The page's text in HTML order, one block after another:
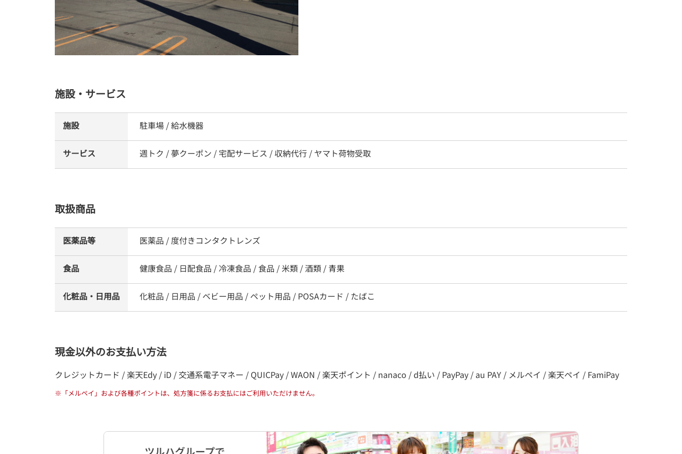
施設・サービス
施設 駐車場 / 給水機器
サービス 週トク / 夢クーポン / 宅配サービス / 収納代行 / ヤマト荷物受取
取扱商品
医薬品等 医薬品 / 度付きコンタクトレンズ
食品 健康食品 / 日配食品 / 冷凍食品 / 食品 / 米類 / 酒類 / 青果
化粧品・日用品 化粧品 / 日用品 / ベビー用品 / ペット用品 / POSAカード / たばこ
現金以外のお支払い方法
クレジットカード / 楽天Edy / iD / 交通系電子マネー / QUICPay / WAON / 楽天ポイント / nanaco / d払い / PayPay / au PAY / メルペイ / 楽天ペイ / FamiPay
※ 「メルペイ」および各種ポイントは、処方箋に係るお支払にはご利用いただけません。